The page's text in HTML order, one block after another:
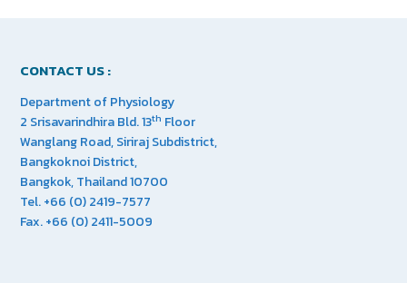
CONTACT US :
Department of Physiology
2 Srisavarindhira Bld. 13th Floor
Wanglang Road, Siriraj Subdistrict,
Bangkoknoi District,
Bangkok, Thailand 10700
Tel. +66 (0) 2419-7577
Fax. +66 (0) 2411-5009